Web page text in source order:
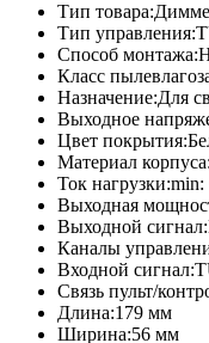
Тип товара:
Тип управления:
Способ монтажа:
Класс
Назначение:Для
Выходное
Цвет покрытия:
Материал корпуса:
Ток нагрузки:min:
Выходная
Выходной сигнал:
Каналы
Входной сигнал:
Связь пульт/
Длина:179 мм
Ширина:56 мм